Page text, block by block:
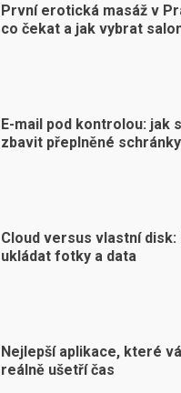
První erotická masáž v
co čekat a jak vybrat
E-mail pod kontrolou: jak
zbavit přeplněné schránky
Cloud versus vlastní disk:
ukládat fotky a data
Nejlepší aplikace, které
reálně ušetří čas